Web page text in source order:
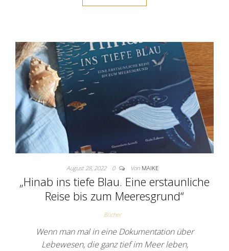
August 28, 2022 0 Von MAIKE
„Hinab ins tiefe Blau. Eine erstaunliche
Reise bis zum Meeresgrund“
Bücher
Wenn man mal in eine Dokumentation über
Lebewesen, die ganz tief im Meer leben,